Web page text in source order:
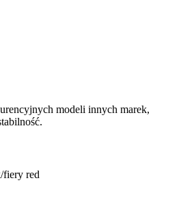
modeli innych marek,
fiery red